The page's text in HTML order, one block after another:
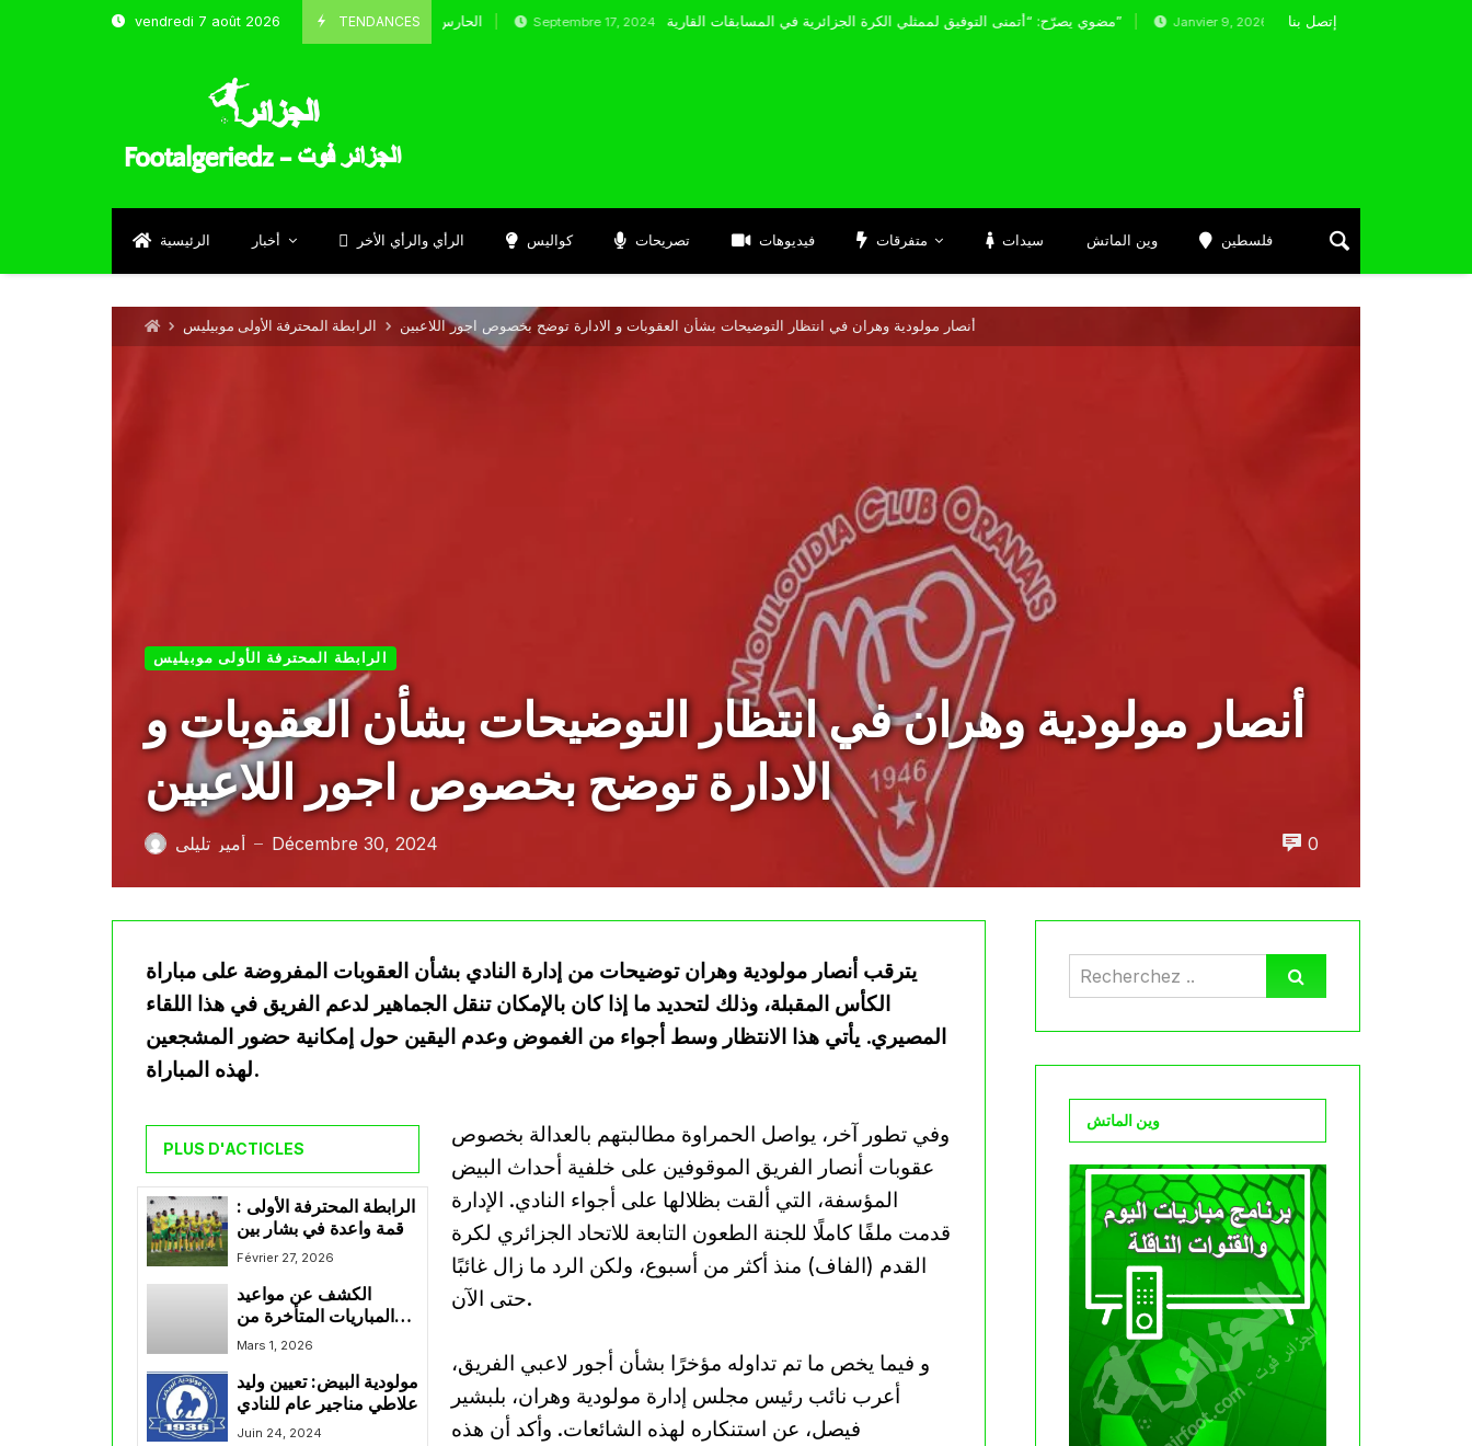
vendredi 7 août 2026 TENDANCES
الحارس بوحلفاية يتحدث عن طموحاته مع المنتخب و شباب قسنطينة Septembre 17, 2024 مضوي يصرّح: “أتمنى التوفيق لممثلي الكرة الجزائرية في المسابقات القارية” Janvier 9, 2026 إتصل بنا
الرئيسية أخبار الرأي والرأي الأخر كواليس تصريحات فيديوهات متفرقات سيدات وين الماتش فلسطين
الرابطة المحترفة الأولى موبيليس أنصار مولودية وهران في انتظار التوضيحات بشأن العقوبات و الادارة توضح بخصوص اجور اللاعبين
الرابطة المحترفة الأولى موبيليس
أنصار مولودية وهران في انتظار التوضيحات بشأن العقوبات و
الادارة توضح بخصوص اجور اللاعبين
أمير تليلي — Décembre 30, 2024 0
يترقب أنصار مولودية وهران توضيحات من إدارة النادي بشأن العقوبات المفروضة على مباراة
الكأس المقبلة، وذلك لتحديد ما إذا كان بالإمكان تنقل الجماهير لدعم الفريق في هذا اللقاء
المصيري. يأتي هذا الانتظار وسط أجواء من الغموض وعدم اليقين حول إمكانية حضور المشجعين
لهذه المباراة.
PLUS D'ACTICLES
الرابطة المحترفة الأولى :
قمة واعدة في بشار بين
شبيبة الساورة ونجم بن
Février 27, 2026
الكشف عن مواعيد
المباريات المتأخرة من
الرابطة المحترفة
Mars 1, 2026
مولودية البيض: تعيين وليد
علاطي مناجير عام للنادي
Juin 24, 2024
وفي تطور آخر، يواصل الحمراوة مطالبتهم بالعدالة بخصوص
عقوبات أنصار الفريق الموقوفين على خلفية أحداث البيض
المؤسفة، التي ألقت بظلالها على أجواء النادي. الإدارة
قدمت ملفًا كاملًا للجنة الطعون التابعة للاتحاد الجزائري لكرة
القدم (الفاف) منذ أكثر من أسبوع، ولكن الرد ما زال غائبًا
حتى الآن.
و فيما يخص ما تم تداوله مؤخرًا بشأن أجور لاعبي الفريق،
أعرب نائب رئيس مجلس إدارة مولودية وهران، بلبشير
فيصل، عن استنكاره لهذه الشائعات. وأكد أن هذه
وين الماتش